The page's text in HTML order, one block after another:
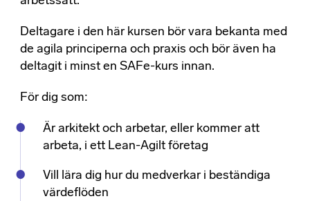
Deltagare i den här kursen bör vara bekanta med
de agila principerna och praxis och bör även ha
deltagit i minst en SAFe-kurs innan.
För dig som:
Är arkitekt och arbetar, eller kommer att
arbeta, i ett Lean-Agilt företag
Vill lära dig hur du medverkar i beständiga
värdeflöden